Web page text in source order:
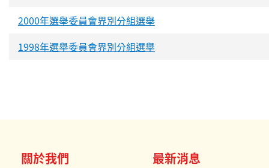
2000年選舉委員會界別分組選舉
1998年選舉委員會界別分組選舉
關於我們 最新消息